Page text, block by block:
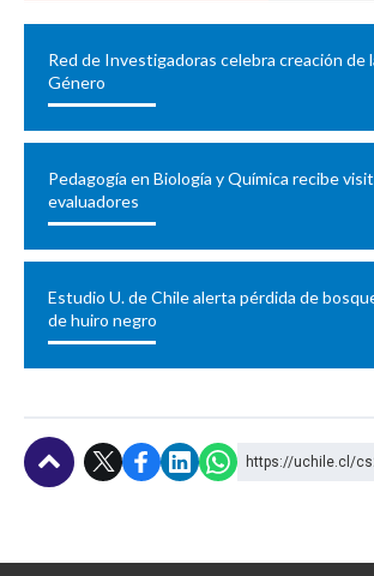
Red de Investigadoras celebra creación de
Género
Pedagogía en Biología y Química recibe
evaluadores
Estudio U. de Chile alerta pérdida de
de huiro negro
https://uchile.cl/